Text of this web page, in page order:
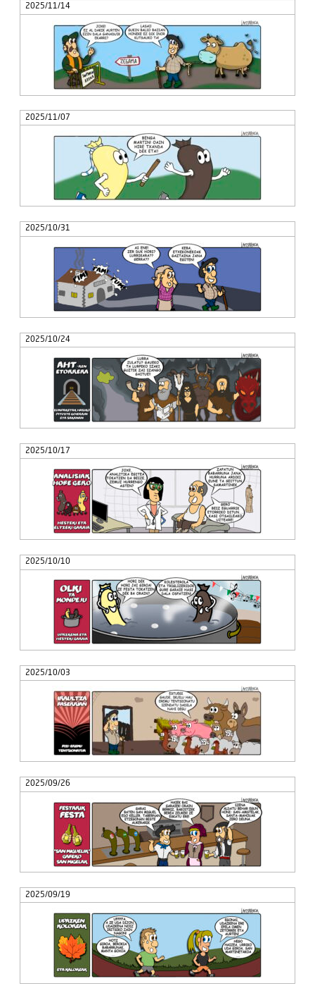
2025/11/14
2025/11/07
2025/10/31
2025/10/24
2025/10/17
2025/10/10
2025/10/03
2025/09/26
2025/09/19